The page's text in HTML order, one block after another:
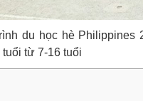
du học hè Philippines
tuổi từ 7-16 tuổi